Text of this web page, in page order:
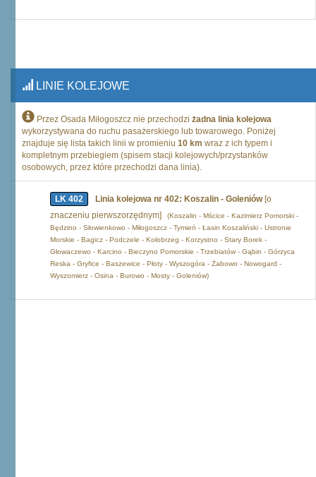
LINIE KOLEJOWE
Przez Osada Miłogoszcz nie przechodzi żadna linia kolejowa
wykorzystywana do ruchu pasażerskiego lub towarowego. Poniżej
znajduje się lista takich linii w promieniu 10 km wraz z ich typem i
kompletnym przebiegiem (spisem stacji kolejowych/przystanków
osobowych, przez które przechodzi dana linia).
LK 402 Linia kolejowa nr 402: Koszalin - Goleniów[o
znaczeniu pierwszorzędnym]
(Koszalin - Mścice - Kazimierz Pomorski -
Będzino - Słowienkowo - Miłogoszcz - Tymień - Łasin Koszaliński - Ustronie
Morskie - Bagicz - Podczele - Kołobrzeg - Korzystno - Stary Borek -
Głowaczewo - Karcino - Bieczyno Pomorskie - Trzebiatów - Gąbin - Górzyca
Reska - Gryfice - Baszewice - Płoty - Wyszogóra - Żabowo - Nowogard -
Wyszomierz - Osina - Burowo - Mosty - Goleniów)